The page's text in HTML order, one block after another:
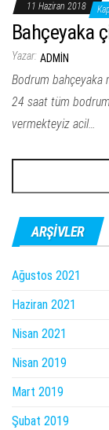
11 Haziran 2018
Bahçeyaka
Yazar: ADMIN
Bodrum bahçeyaka
24 saat tüm
vermekteyiz acil…
ARŞIVLER
Ağustos 2021
Haziran 2021
Nisan 2021
Nisan 2019
Mart 2019
Şubat 2019